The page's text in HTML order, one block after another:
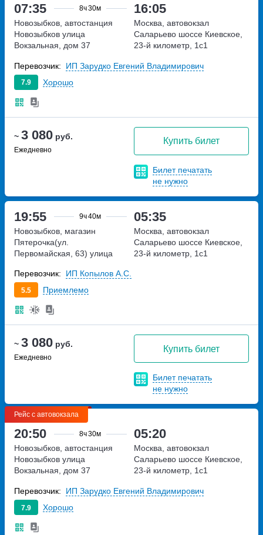
07:35 8ч30м 16:05
~ 3 080 руб.
Ежедневно
Купить билет
Билет печатать
не нужно
Новозыбков, автостанция
Новозыбков улица
Вокзальная, дом 37
Москва, автовокзал
Саларьево шоссе Киевское,
23-й километр, 1с1
7.9 Хорошо
Перевозчик: ИП Зарудко Евгений Владимирович
19:55 9ч40м 05:35
~ 3 080 руб.
Ежедневно
Купить билет
Билет печатать
не нужно
Новозыбков, магазин
Пятерочка(ул.
Первомайская, 63) улица
Москва, автовокзал
Саларьево шоссе Киевское,
23-й километр, 1с1
5.5 Приемлемо
Перевозчик: ИП Копылов А.С.
Рейс с автовокзала
20:50 8ч30м 05:20
Новозыбков, автостанция
Новозыбков улица
Вокзальная, дом 37
Москва, автовокзал
Саларьево шоссе Киевское,
23-й километр, 1с1
7.9 Хорошо
Перевозчик: ИП Зарудко Евгений Владимирович